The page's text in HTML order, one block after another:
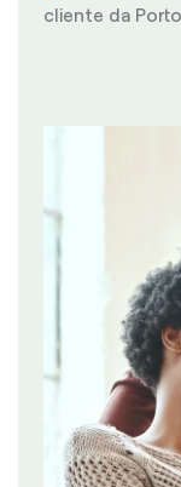
cliente da